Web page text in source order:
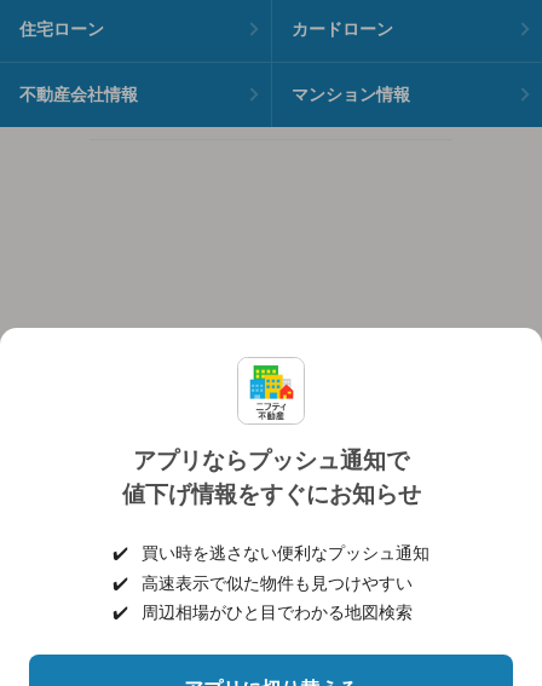
アプリならプッシュ通知で
値下げ情報をすぐにお知らせ
✔️
買い時を逃さない便利なプッシュ通知
✔️
高速表示で似た物件も見つけやすい
✔️
周辺相場がひと目でわかる地図検索
住宅ローン カードローン
不動産会社情報 マンション情報
個人情報保護ポリシー 利用規約
ヘルプ・お問い合わせ 採用情報